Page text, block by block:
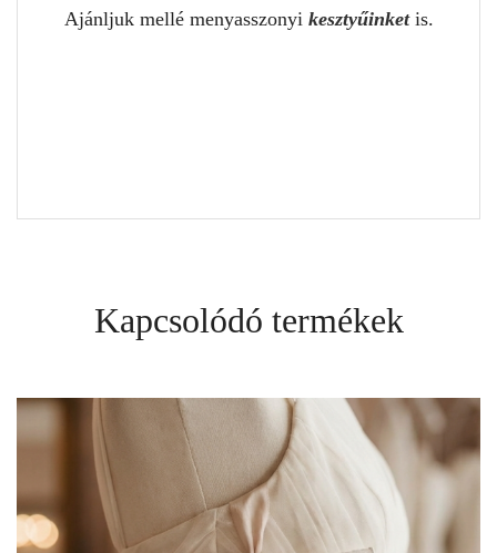
Ajánljuk mellé menyasszonyi kesztyűinket is.
Kapcsolódó termékek